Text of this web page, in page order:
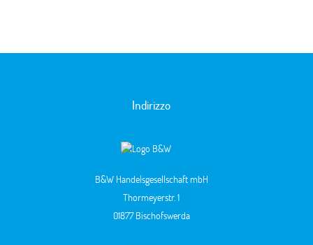
Indirizzo
B&W Handelsgesellschaft mbH
Thormeyerstr. 1
01877 Bischofswerda